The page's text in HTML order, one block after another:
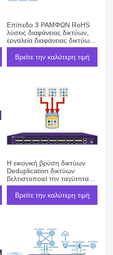
Επίπεδο 3 ΡΑΜΦΩΝ RoHS
λύσεις διαφάνειας δικτύων,
εργαλεία διαφάνειας δικτύων
NPB SDN
Βρείτε την καλύτερη τιμή
Η εικονική βρύση δικτύων
Deduplication δικτύων
βελτιστοποιεί την ταχύτητα
και τη διαφάνεια δικτύων
Βρείτε την καλύτερη τιμή